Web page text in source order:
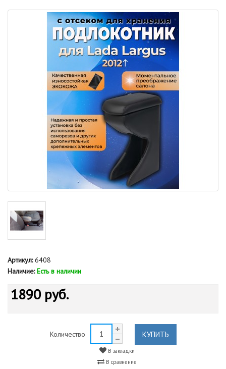
Артикул:6408
Наличие: Есть в наличии
1890 руб.
Количество КУПИТЬ
В закладки
В сравнение